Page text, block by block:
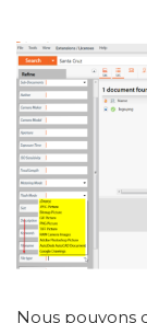
Nous pouvons